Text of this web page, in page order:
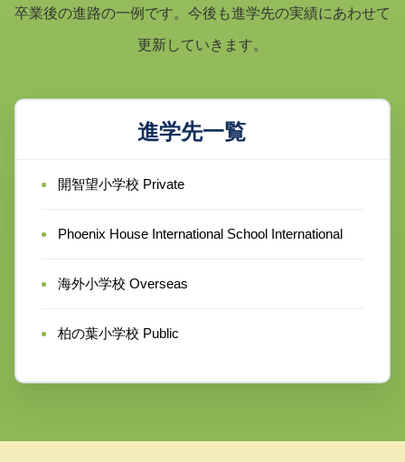
卒業後の進路の一例です。今後も進学先の実績にあわせて
更新していきます。
進学先一覧
開智望小学校 Private
Phoenix House International School International
海外小学校 Overseas
柏の葉小学校 Public